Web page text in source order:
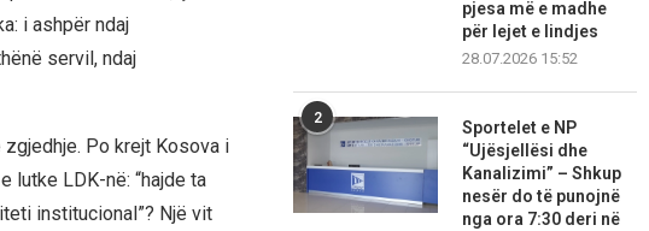
i ashpër ndaj
servil, ndaj
zgjedhje. Po krejt Kosova i
lutke LDK-në: “hajde ta
institucional”? Një vit
pjesa më e madhe
për lejet e lindjes
28.07.2026 15:52
2
Sportelet e NP
“Ujësjellësi dhe
Kanalizimi” – Shkup
nesër do të punojnë
nga ora 7:30 deri në